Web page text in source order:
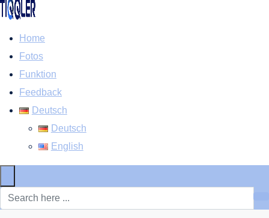
Home
Fotos
Funktion
Feedback
Deutsch
Deutsch
English